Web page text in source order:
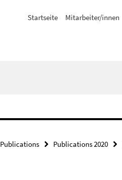
Startseite Mitarbeiter/innen
Publications Publications 2020